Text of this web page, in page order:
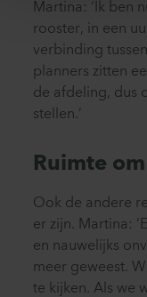
Martina: ‘Ik ben
rooster, in een
verbinding
planners zitten
de afdeling, dus
stellen.’
Ruimte
Ook de andere
er zijn. Martina:
en nauwelijks
meer geweest.
te kijken. Als we